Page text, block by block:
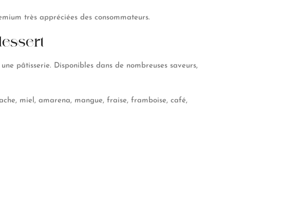
très appréciées des consommateurs.
pâtisserie. Disponibles dans de nombreuses saveurs,
miel, amarena, mangue, fraise, framboise, café,